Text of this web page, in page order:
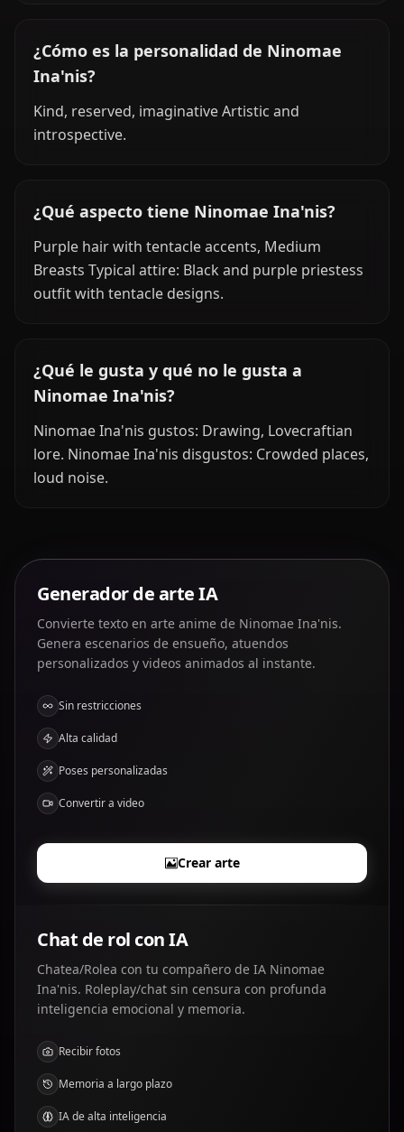
¿Cómo es la personalidad de Ninomae
Ina'nis?
Kind, reserved, imaginative Artistic and
introspective.
¿Qué aspecto tiene Ninomae Ina'nis?
Purple hair with tentacle accents, Medium
Breasts Typical attire: Black and purple priestess
outfit with tentacle designs.
¿Qué le gusta y qué no le gusta a
Ninomae Ina'nis?
Ninomae Ina'nis gustos: Drawing, Lovecraftian
lore. Ninomae Ina'nis disgustos: Crowded places,
loud noise.
Generador de arte IA
Convierte texto en arte anime de Ninomae Ina'nis.
Genera escenarios de ensueño, atuendos
personalizados y videos animados al instante.
Sin restricciones
Alta calidad
Poses personalizadas
Convertir a video
Crear arte
Chat de rol con IA
Chatea/Rolea con tu compañero de IA Ninomae
Ina'nis. Roleplay/chat sin censura con profunda
inteligencia emocional y memoria.
Recibir fotos
Memoria a largo plazo
IA de alta inteligencia